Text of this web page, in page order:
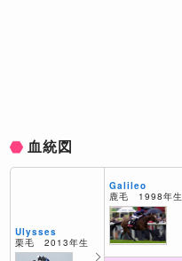
血統図
Ulysses
栗毛 2013年生
Galileo
鹿毛 1998年生